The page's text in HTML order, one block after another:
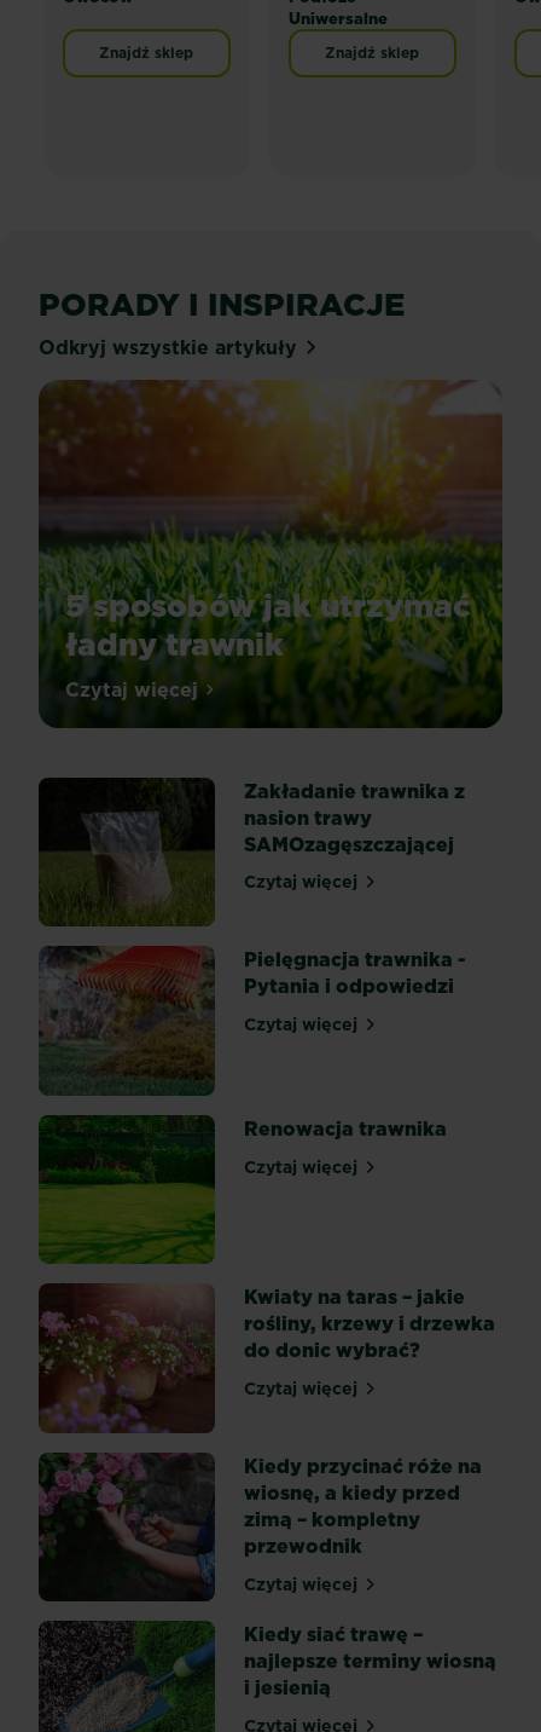
Znajdź sklep
Uniwersalne
Znajdź sklep
PORADY I INSPIRACJE
Odkryj wszystkie artykuły
5 sposobów jak utrzymać
ładny trawnik
Integralną
piękny
i
zadbany
trawnik.
Dobrze
utrzymany
trawnik
jest
tłem
dla
rosnących
obok
roślin,
razem
tworzą
dla
oka
Utrzymanie
ładnego
trawnika
wcale...
Czytaj więcej5 sposobów jak utrzymać ładny trawnik
Zakładanie trawnika z
nasion trawy
SAMOzagęszczającej
Czytaj więcejZakładanie trawnika z
Pielęgnacja trawnika -
Pytania i odpowiedzi
Czytaj więcejPielęgnacja trawnika -
Renowacja trawnika
Czytaj więcejRenowacja trawnika
Kwiaty na taras – jakie
rośliny, krzewy i drzewka
do donic wybrać?
Czytaj więcejKwiaty na taras – jakie
Kiedy przycinać róże na
wiosnę, a kiedy przed
zimą – kompletny
przewodnik
Czytaj więcejKiedy przycinać róże na
Kiedy siać trawę –
najlepsze terminy wiosną
i jesienią
Czytaj więcej